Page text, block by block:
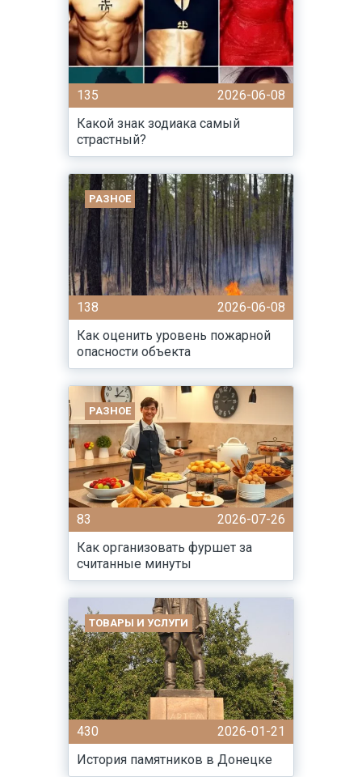
135
2026-06-08
Какой знак зодиака самый
страстный?
РАЗНОЕ
138
2026-06-08
Как оценить уровень пожарной
опасности объекта
РАЗНОЕ
83
2026-07-26
Как организовать фуршет за
считанные минуты
ТОВАРЫ И УСЛУГИ
430
2026-01-21
История памятников в Донецке